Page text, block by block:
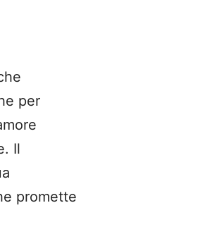
per
Il
promette